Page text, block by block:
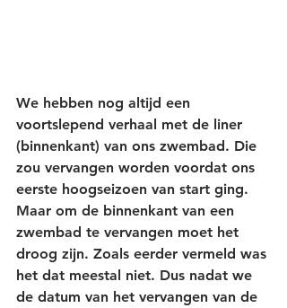
We hebben nog altijd een
voortslepend verhaal met de liner
(binnenkant) van ons zwembad. Die
zou vervangen worden voordat ons
eerste hoogseizoen van start ging.
Maar om de binnenkant van een
zwembad te vervangen moet het
droog zijn. Zoals eerder vermeld was
het dat meestal niet. Dus nadat we
de datum van het vervangen van de